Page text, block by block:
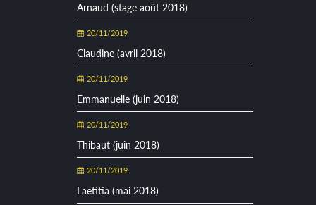
Arnaud (stage août 2018)
20/11/2019
Claudine (avril 2018)
20/11/2019
Emmanuelle (juin 2018)
20/11/2019
Thibaut (juin 2018)
20/11/2019
Laetitia (mai 2018)